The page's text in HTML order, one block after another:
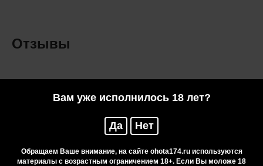
Вам уже исполнилось 18 лет?
Да Нет
Обращаем Ваше внимание, на сайте ohota174.ru используются
материалы с возрастным ограничением 18+. Если Вы моложе 18
Отзывы
Нужна консультация?